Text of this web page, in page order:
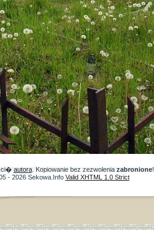
autora. Kopiowanie bez zezwolenia zabronione!
- 2026 Sekowa.Info Valid XHTML 1.0 Strict